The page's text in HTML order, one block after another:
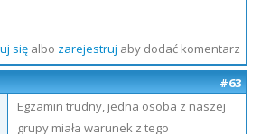
sięalbo zarejestruj aby dodać komentarz
#63
Egzamin trudny, jedna osoba z naszej
grupy miała warunek z tego